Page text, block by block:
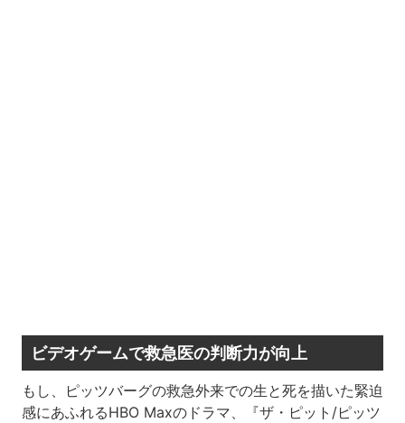
ビデオゲームで救急医の判断力が向上
もし、ピッツバーグの救急外来での生と死を描いた緊迫
感にあふれるHBO Maxのドラマ、『ザ・ピット/ピッツ